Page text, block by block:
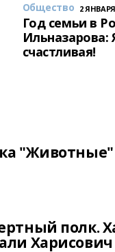
Общество 2 ЯНВАРЯ
Год семьи в
Ильназарова:
счастливая!
"Животные"
полк.
Харисович